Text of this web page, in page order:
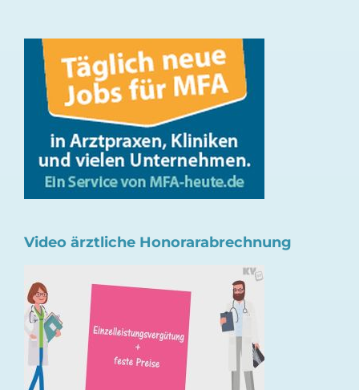
Video ärztliche Honorarabrechnung